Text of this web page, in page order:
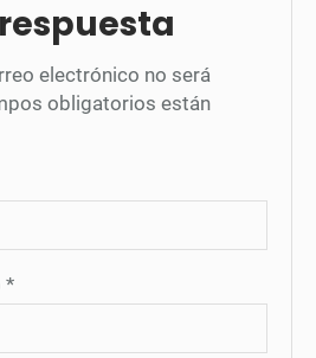
electrónico no será
obligatorios están
*